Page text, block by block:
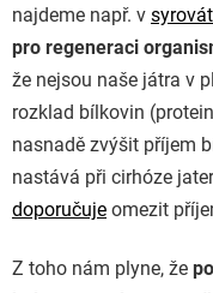
najdeme např. v
pro regeneraci
že nejsou naše játra v
rozklad bílkovin
nasnadě zvýšit příjem
nastává při cirhóze
doporučuje omezit
Z toho nám plyne, že